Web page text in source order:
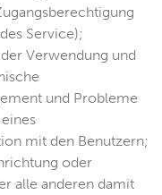
Service);
Verwendung und
und Probleme
mit den Benutzern;
oder
alle anderen damit